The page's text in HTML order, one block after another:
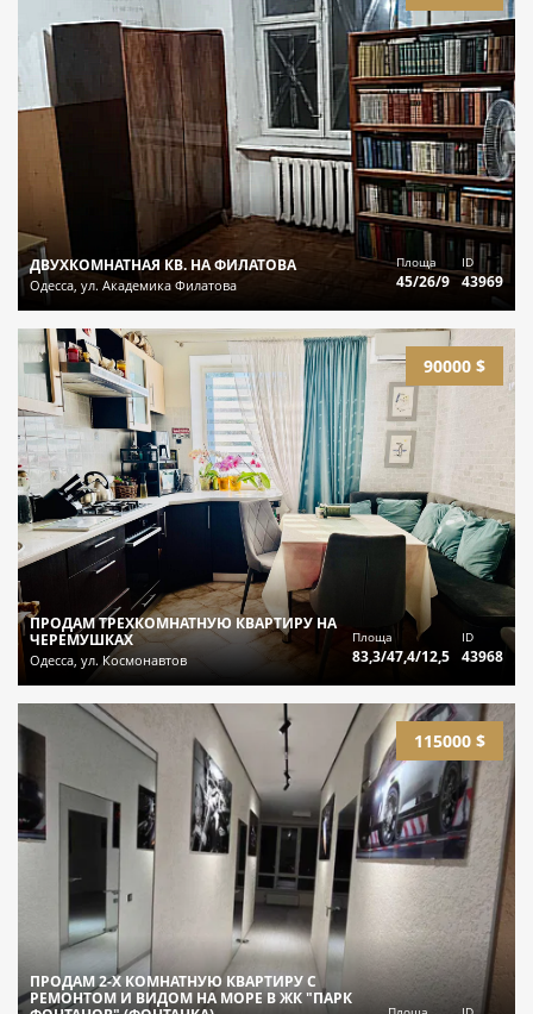
ДВУХКОМНАТНАЯ КВ. НА ФИЛАТОВА
Одесса, ул. Академика Филатова
Площа
45/26/9
ID
43969
90000 $
ПРОДАМ ТРЕХКОМНАТНУЮ КВАРТИРУ НА
ЧЕРЕМУШКАХ
Одесса, ул. Космонавтов
Площа
83,3/47,4/12,5
ID
43968
115000 $
ПРОДАМ 2-Х КОМНАТНУЮ КВАРТИРУ С
РЕМОНТОМ И ВИДОМ НА МОРЕ В ЖК "ПАРК